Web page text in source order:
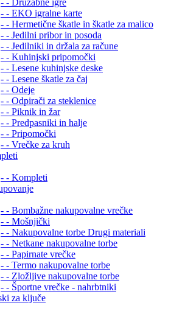
- - Družabne igre
- - EKO igralne karte
- - Hermetične škatle in škatle za malico
- - Jedilni pribor in posoda
- - Jedilniki in držala za račune
- - Kuhinjski pripomočki
- - Lesene kuhinjske deske
- - Lesene škatle za čaj
- - Odeje
- - Odpirači za steklenice
- - Piknik in žar
- - Predpasniki in halje
- - Pripomočki
- - Vrečke za kruh
- - Kompleti
- - Bombažne nakupovalne vrečke
- - Mošnjički
- - Nakupovalne torbe Drugi materiali
- - Netkane nakupovalne torbe
- - Papirnate vrečke
- - Termo nakupovalne torbe
- - Zložljive nakupovalne torbe
- - Športne vrečke - nahrbtniki
za ključe